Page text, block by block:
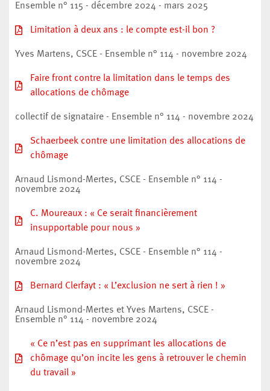
Ensemble n° 115 - décembre 2024 - mars 2025
Limitation à deux ans : le compte est-il bon ?
Yves Martens, CSCE - Ensemble n° 114 - novembre 2024
Faire front contre la limitation dans le temps des
allocations de chômage
collectif de signataire - Ensemble n° 114 - novembre 2024
Schaerbeek contre une limitation des allocations de
chômage
Arnaud Lismond-Mertes, CSCE - Ensemble n° 114 -
novembre 2024
C. Moureaux : « Ce serait financièrement
insupportable pour nous »
Arnaud Lismond-Mertes, CSCE - Ensemble n° 114 -
novembre 2024
Bernard Clerfayt : « L’exclusion ne sert à rien ! »
Arnaud Lismond-Mertes et Yves Martens, CSCE -
Ensemble n° 114 - novembre 2024
« Ce n’est pas en supprimant les allocations de
chômage qu’on incite les gens à retrouver le chemin
du travail »